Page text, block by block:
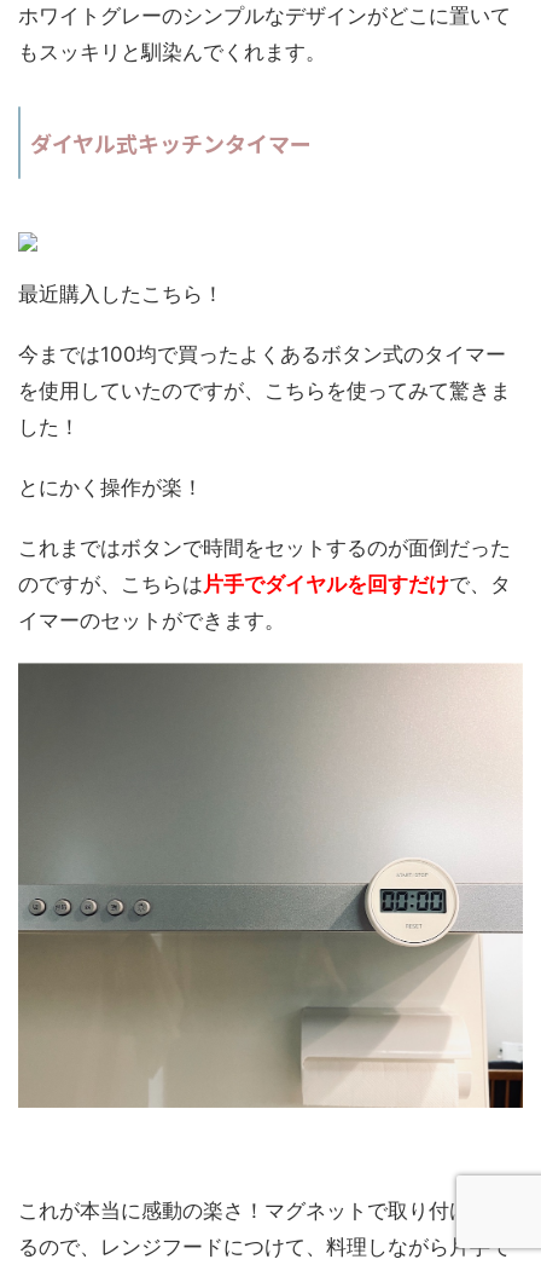
ホワイトグレーのシンプルなデザインがどこに置いて
もスッキリと馴染んでくれます。
ダイヤル式キッチンタイマー
最近購入したこちら！
今までは100均で買ったよくあるボタン式のタイマー
を使用していたのですが、こちらを使ってみて驚きま
した！
とにかく操作が楽！
これまではボタンで時間をセットするのが面倒だった
のですが、こちらは片手でダイヤルを回すだけで、タ
イマーのセットができます。
これが本当に感動の楽さ！マグネットで取り付けでき
るので、レンジフードにつけて、料理しながら片手で